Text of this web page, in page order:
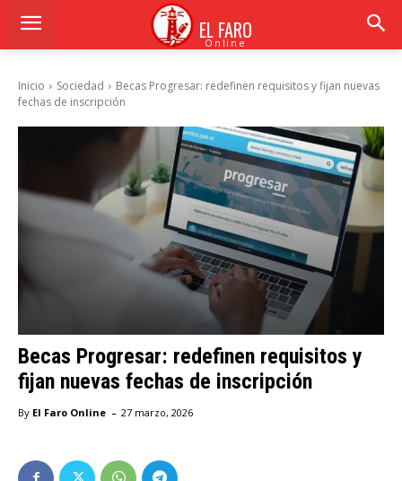
EL FARO
Online
Inicio Sociedad
Becas Progresar: redefinen requisitos y fijan nuevas
fechas de inscripción
Becas Progresar: redefinen requisitos y
fijan nuevas fechas de inscripción
By El Faro Online - 27 marzo, 2026